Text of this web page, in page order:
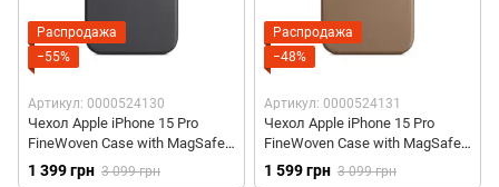
Распродажа
−55%
Артикул: 0000524130
Чехол Apple iPhone 15 Pro
FineWoven Case with MagSafe -
Black (MT4H3)
1 399 грн 3 099 грн
Распродажа
−48%
Артикул: 0000524131
Чехол Apple iPhone 15 Pro
FineWoven Case with MagSafe -
Taupe (MT4J3)
1 599 грн 3 099 грн